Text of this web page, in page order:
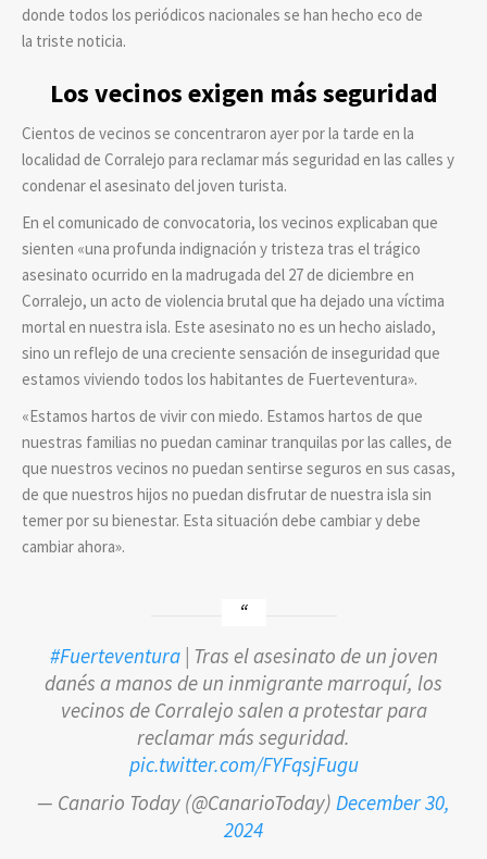
donde todos los periódicos nacionales se han hecho eco de
la triste noticia.
Los vecinos exigen más seguridad
Cientos de vecinos se concentraron ayer por la tarde en la
localidad de Corralejo para reclamar más seguridad en las calles y
condenar el asesinato del joven turista.
En el comunicado de convocatoria, los vecinos explicaban que
sienten «una profunda indignación y tristeza tras el trágico
asesinato ocurrido en la madrugada del 27 de diciembre en
Corralejo, un acto de violencia brutal que ha dejado una víctima
mortal en nuestra isla. Este asesinato no es un hecho aislado,
sino un reflejo de una creciente sensación de inseguridad que
estamos viviendo todos los habitantes de Fuerteventura».
«Estamos hartos de vivir con miedo. Estamos hartos de que
nuestras familias no puedan caminar tranquilas por las calles, de
que nuestros vecinos no puedan sentirse seguros en sus casas,
de que nuestros hijos no puedan disfrutar de nuestra isla sin
temer por su bienestar. Esta situación debe cambiar y debe
cambiar ahora».
#Fuerteventura| Tras el asesinato de un joven
danés a manos de un inmigrante marroquí, los
vecinos de Corralejo salen a protestar para
reclamar más seguridad.
pic.twitter.com/FYFqsjFugu
— Canario Today (@CanarioToday) December 30,
2024